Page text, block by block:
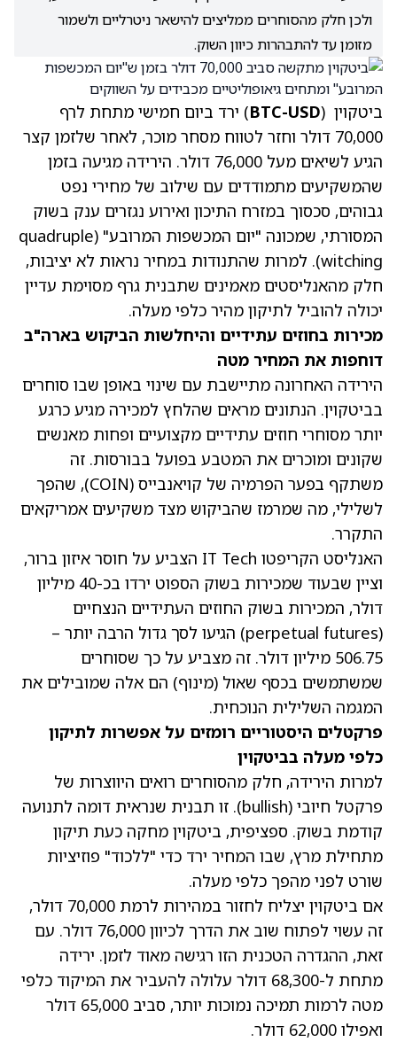
ולכן חלק מהסוחרים ממליצים להישאר ניטרליים ולשמור
מזומן עד להתבהרות כיוון השוק.
ביטקוין (BTC-USD) ירד ביום חמישי מתחת לרף
70,000 דולר וחזר לטווח מסחר מוכר, לאחר שלזמן קצר
הגיע לשיאים מעל 76,000 דולר. הירידה מגיעה בזמן
שהמשקיעים מתמודדים עם שילוב של מחירי נפט
גבוהים, סכסוך במזרח התיכון ואירוע נגזרים ענק בשוק
המסורתי, שמכונה "יום המכשפות המרובע" (quadruple
witching). למרות שהתנודות במחיר נראות לא יציבות,
חלק מהאנליסטים מאמינים שתבנית גרף מסוימת עדיין
יכולה להוביל לתיקון מהיר כלפי מעלה.
מכירות בחוזים עתידיים והיחלשות הביקוש בארה"ב
דוחפות את המחיר מטה
הירידה האחרונה מתיישבת עם שינוי באופן שבו סוחרים
בביטקוין. הנתונים מראים שהלחץ למכירה מגיע כרגע
יותר מסוחרי חוזים עתידיים מקצועיים ופחות מאנשים
שקונים ומוכרים את המטבע בפועל בבורסות. זה
משתקף בפער הפרמיה של קויאנבייס (COIN)
, שהפך
לשלילי, מה שמרמז שהביקוש מצד משקיעים אמריקאים
התקרר.
האנליסט הקריפטו IT Tech הצביע על חוסר איזון ברור,
וציין שבעוד שמכירות בשוק הספוט ירדו בכ-40 מיליון
דולר, המכירות בשוק החוזים העתידיים הנצחיים
(perpetual futures) הגיעו לסך גדול הרבה יותר –
506.75 מיליון דולר. זה מצביע על כך שסוחרים
שמשתמשים בכסף שאול (מינוף) הם אלה שמובילים את
המגמה השלילית הנוכחית.
פרקטלים היסטוריים רומזים על אפשרות לתיקון
כלפי מעלה בביטקוין
למרות הירידה, חלק מהסוחרים רואים היווצרות של
פרקטל חיובי (bullish). זו תבנית שנראית דומה לתנועה
קודמת בשוק. ספציפית, ביטקוין מחקה כעת תיקון
מתחילת מרץ, שבו המחיר ירד כדי "ללכוד" פוזיציות
שורט לפני מהפך כלפי מעלה.
אם ביטקוין יצליח לחזור במהירות לרמת 70,000 דולר,
זה עשוי לפתוח שוב את הדרך לכיוון 76,000 דולר. עם
זאת, ההגדרה הטכנית הזו רגישה מאוד לזמן. ירידה
מתחת ל-68,300 דולר עלולה להעביר את המיקוד כלפי
מטה לרמות תמיכה נמוכות יותר, סביב 65,000 דולר
ואפילו 62,000 דולר.